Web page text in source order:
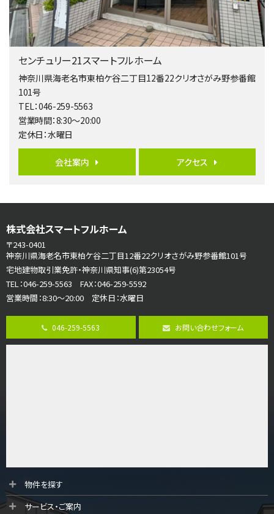
２０１５年６月築、積水ハウス施工住宅です。 南東…
第5位
3,680万円
バ15分・ 歩1分
リビングダイニング部分の床暖房完備 車並列2台駐…
第6位
4ＬＤＫ
橋本駅
海老名駅
バ12分 歩7分
大規模開発分譲地内の新築戸建！開発道路は幅員４.…
第8位
3,598万円
4ＬＤＫ
長後駅
第10位
3,680万円
センチュリー21スマートフルホーム
神奈川県海老名市東柏ケ谷二丁目12番22クリオさがみ野参番館
101号
TEL：046-259-5563
営業時間：8:30～20:00
定休日：水曜日
会社案内 アクセス
株式会社スマートフルホーム
〒243-0401
神奈川県海老名市東柏ケ谷二丁目12番22クリオさがみ野参番館101号
宅地建物取引業免許・神奈川県知事(6)第23054号
TEL：046-259-5563 FAX：046-259-5592
営業時間：8:30～20:00 定休日：水曜日
046-259-5563 お問い合わせフォーム
物件を探す
サービス・ご案内